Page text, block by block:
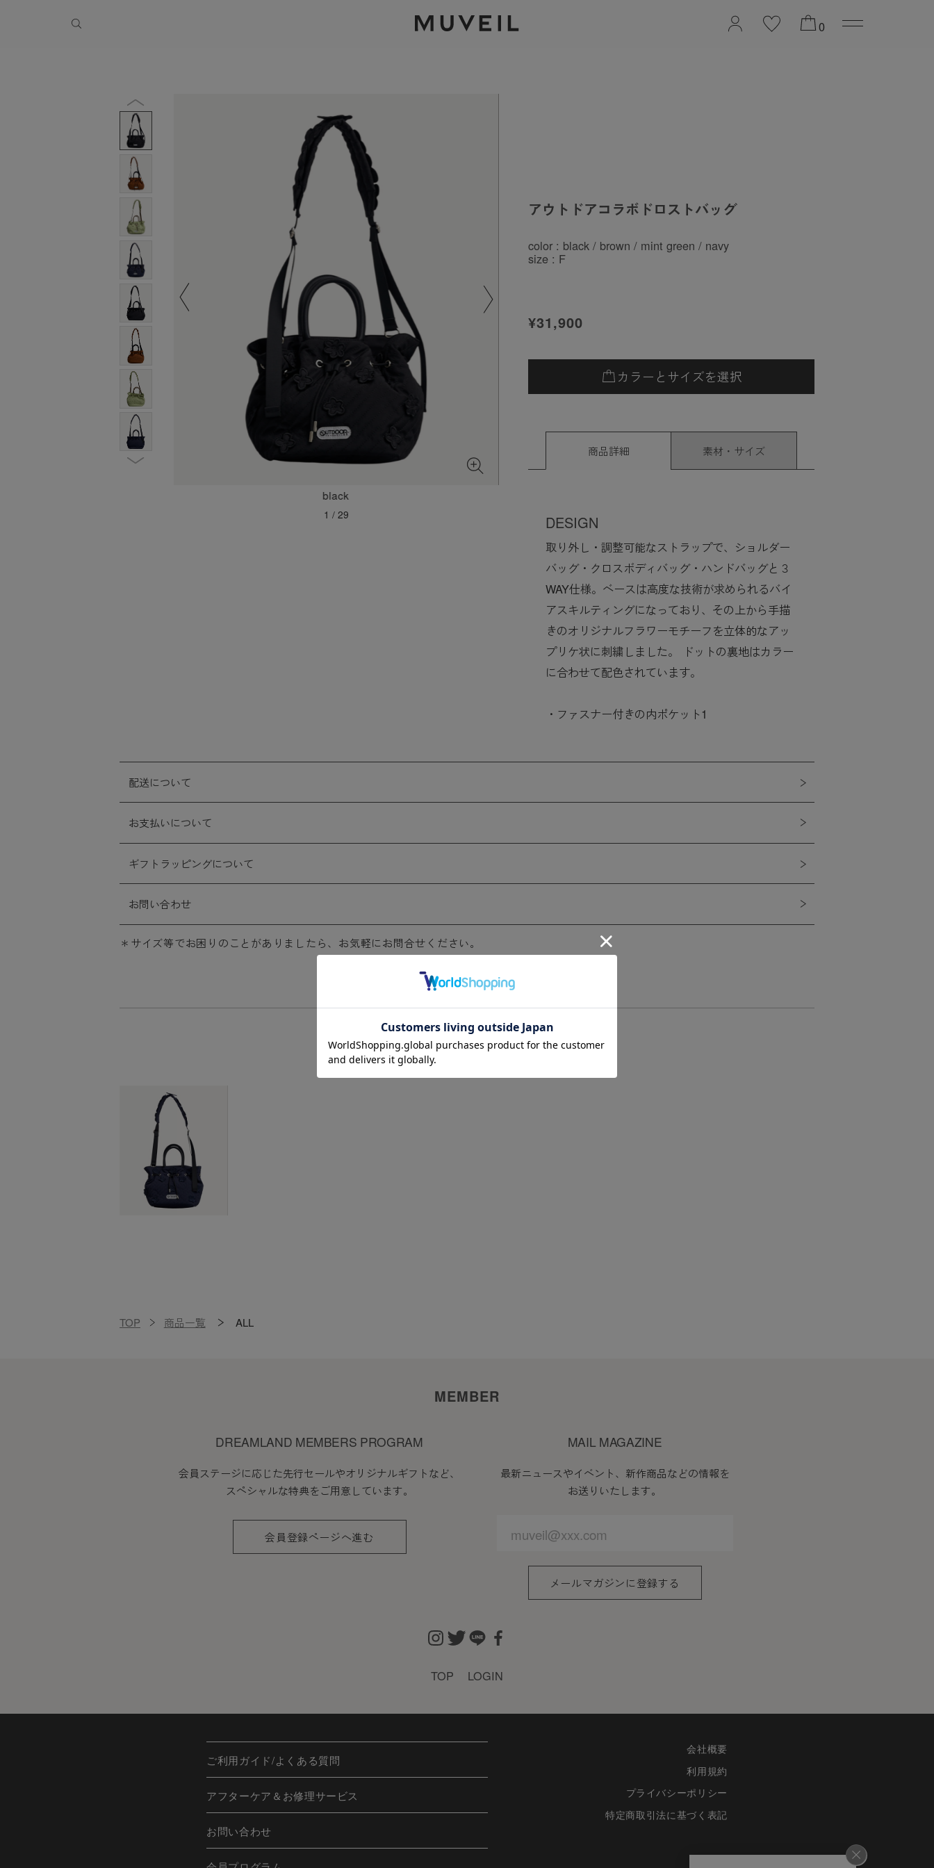
休業のお知らせ 2026 AUTUMN WINTER COLLECTION 2026 PREFALL
0
black
1 / 29
アウトドアコラボドロストバッグ
color : black / brown / mint green / navy
size : F
¥31,900
カラーとサイズを選択
商品詳細 素材・サイズ
DESIGN
取り外し・調整可能なストラップで、ショルダー
バッグ・クロスボディバッグ・ハンドバッグと３
WAY仕様。ベースは高度な技術が求められるバイ
アスキルティングになっており、その上から手描
きのオリジナルフラワーモチーフを立体的なアッ
プリケ状に刺繍しました。 ドットの裏地はカラー
に合わせて配色されています。
・ファスナー付きの内ポケット1
配送について
お支払いについて
ギフトラッピングについて
お問い合わせ
サイズ等でお困りのことがありましたら、お気軽にお問合せください。
閲覧履歴
TOP 商品一覧 ALL
MEMBER
DREAMLAND MEMBERS PROGRAM
会員ステージに応じた先行セールやオリジナルギフトなど、
スペシャルな特典をご用意しています。
会員登録ページへ進む
MAIL MAGAZINE
最新ニュースやイベント、新作商品などの情報を
お送りいたします。
メールマガジンに登録する
TOP LOGIN
ご利用ガイド/よくある質問
アフターケア＆お修理サービス
お問い合わせ
会社概要
利用規約
プライバシーポリシー
特定商取引法に基づく表記